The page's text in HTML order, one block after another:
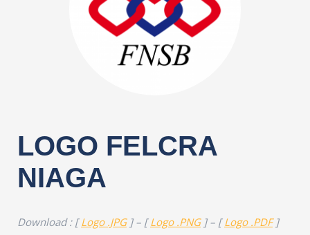
LOGO FELCRA
NIAGA
Download : [Logo .JPG] – [Logo .PNG] – [Logo .PDF]